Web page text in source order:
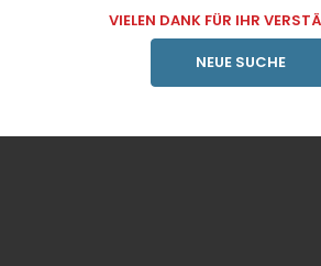
VIELEN DANK FÜR IHR
NEUE SUCHE